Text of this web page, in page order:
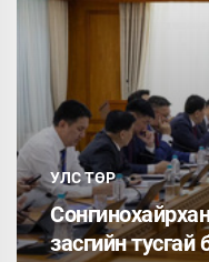
Налайх дүүрэгт
бүс байгуулна